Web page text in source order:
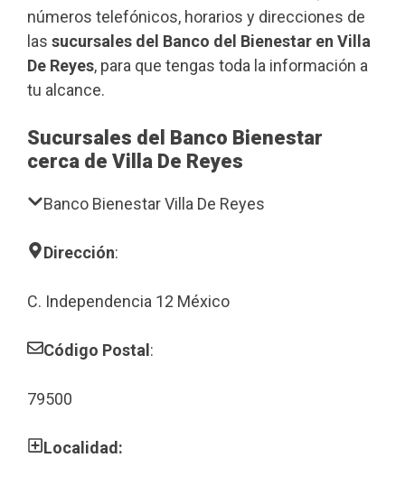
números telefónicos, horarios y direcciones de
las sucursales del Banco del Bienestar en Villa
De Reyes, para que tengas toda la información a
tu alcance.
Sucursales del Banco Bienestar
cerca de Villa De Reyes
Banco Bienestar Villa De Reyes
Dirección:
C. Independencia 12 México
Código Postal :
79500
Localidad: